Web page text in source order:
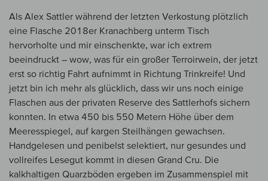
Als Alex Sattler während der letzten Verkostung plötzlich
eine Flasche 2018er Kranachberg unterm Tisch
hervorholte und mir einschenkte, war ich extrem
beeindruckt – wow, was für ein großer Terroirwein, der jetzt
erst so richtig Fahrt aufnimmt in Richtung Trinkreife! Und
jetzt bin ich mehr als glücklich, dass wir uns noch einige
Flaschen aus der privaten Reserve des Sattlerhofs sichern
konnten. In etwa 450 bis 550 Metern Höhe über dem
Meeresspiegel, auf kargen Steilhängen gewachsen.
Handgelesen und penibelst selektiert, nur gesundes und
vollreifes Lesegut kommt in diesen Grand Cru. Die
kalkhaltigen Quarzböden ergeben im Zusammenspiel mit